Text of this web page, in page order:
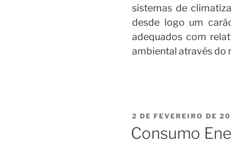
sistemas de
desde logo um
adequados com
ambiental através do
PUBLICADO
2 DE FEVEREIRO DE
Consumo